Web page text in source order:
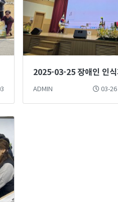
ADMIN 03-26